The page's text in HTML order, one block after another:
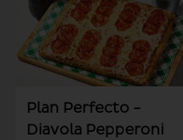
Plan Perfecto -
Diavola Pepperoni